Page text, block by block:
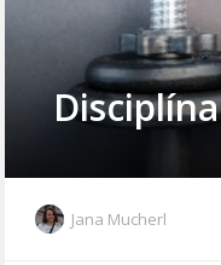
Disciplína
Jana Mucherl